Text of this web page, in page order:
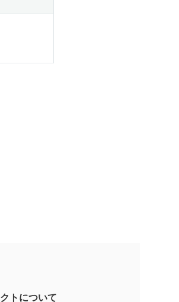
トについて